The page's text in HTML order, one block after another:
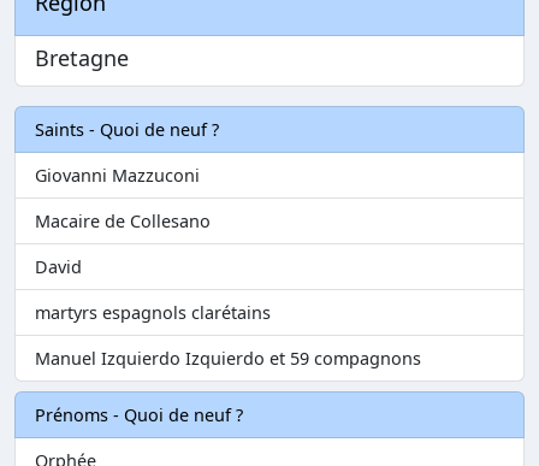
Bretagne
Saints - Quoi de neuf ?
Giovanni Mazzuconi
Macaire de Collesano
David
martyrs espagnols clarétains
Manuel Izquierdo Izquierdo et 59 compagnons
Prénoms - Quoi de neuf ?
Orphée